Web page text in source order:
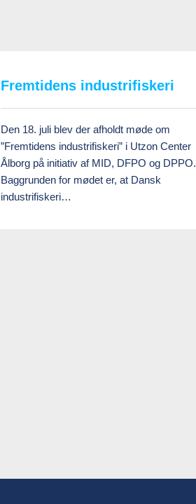
Fremtidens industrifiskeri
Den 18. juli blev der afholdt møde om
”Fremtidens industrifiskeri” i Utzon Center
Ålborg på initiativ af MID, DFPO og DPPO.
Baggrunden for mødet er, at Dansk
industrifiskeri…